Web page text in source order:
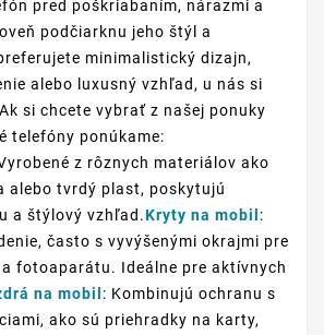
pred poškriabaním, nárazmi a
podčiarknu jeho štýl a
minimalistický dizajn,
alebo luxusný vzhľad, u nás si
si chcete vybrať z našej ponuky
telefóny ponúkame:
z rôznych materiálov ako
alebo tvrdý plast, poskytujú
a štýlový vzhľad.Kryty na mobil :
často s vyvýšenými okrajmi pre
fotoaparátu. Ideálne pre aktívnych
na mobil : Kombinujú ochranu s
ako sú priehradky na karty,